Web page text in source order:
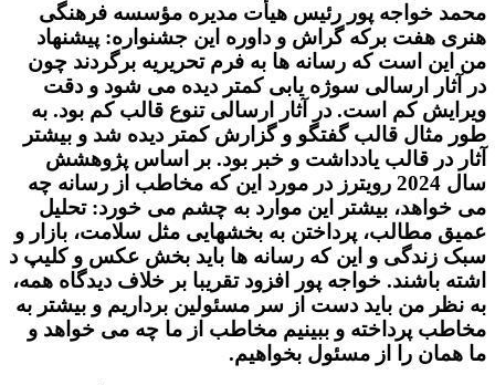
محمد خواجه پور رئیس هیأت مدیره مؤسسه فرهنگی
هنری هفت برکه گراش و داوره این جشنواره: پیشنهاد
من این است که رسانه ها به فرم تحریریه برگردند چون
در آثار ارسالی سوژه یابی کمتر دیده می شود و دقت
ویرایش کم است. در آثار ارسالی تنوع قالب کم بود. به
طور مثال قالب گفتگو و گزارش کمتر دیده شد و بیشتر
آثار در قالب یادداشت و خبر بود. بر اساس پژوهشش
سال 2024 رویترز در مورد این که مخاطب از رسانه چه
می خواهد، بیشتر این موارد به چشم می خورد: تحلیل
عمیق مطالب، پرداختن به بخشهایی مثل سلامت، بازار و
سبک زندگی و این که رسانه ها باید بخش عکس و کلیپ د
اشته باشند. خواجه پور افزود تقریبا بر خلاف دیدگاه همه،
به نظر من باید دست از سر مسئولین برداریم و بیشتر به
مخاطب پرداخته و ببینیم مخاطب از ما چه می خواهد و
ما همان را از مسئول بخواهیم.